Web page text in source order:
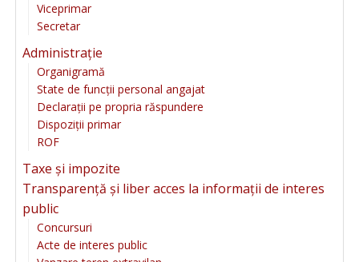
Viceprimar
Secretar
Administrație
Organigramă
State de funcții personal angajat
Declarații pe propria răspundere
Dispoziții primar
ROF
Taxe și impozite
Transparență și liber acces la informații de interes
public
Concursuri
Acte de interes public